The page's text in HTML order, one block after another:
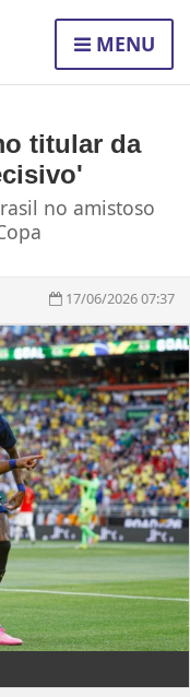
MENU
titular da
no amistoso
17/06/2026 07:37